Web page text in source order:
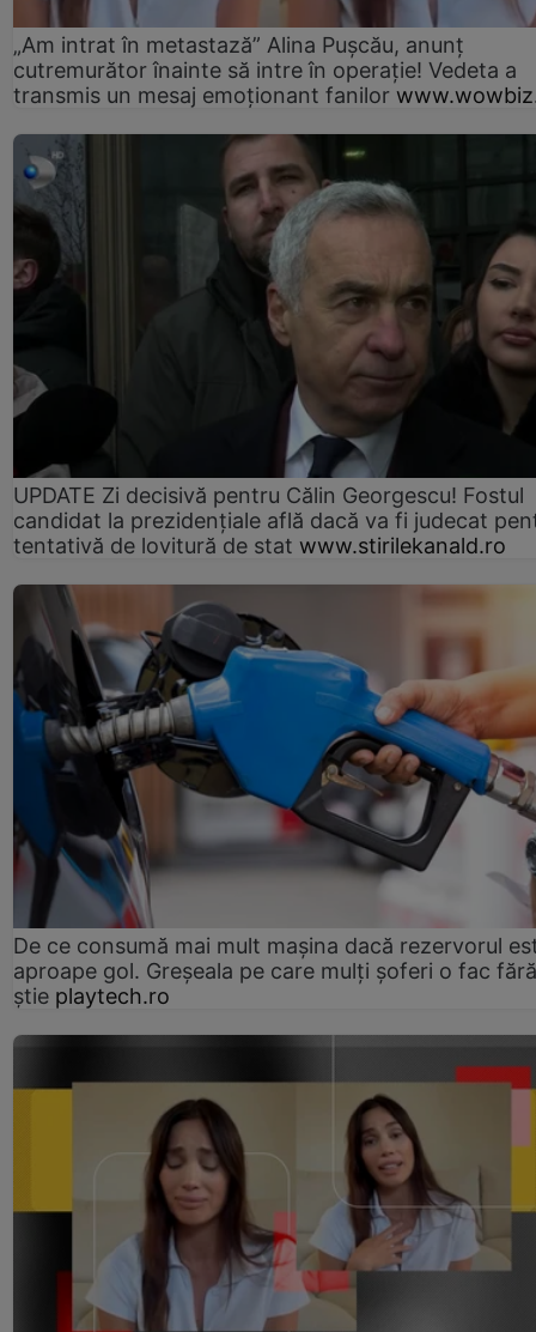
„Am intrat în metastază” Alina Pușcău, anunț
cutremurător înainte să intre în operație! Vedeta a
transmis un mesaj emoționant fanilor
UPDATE Zi decisivă pentru Călin Georgescu! Fostul
candidat la prezidențiale află dacă va fi judecat
tentativă de lovitură de stat www.stirilekanald.ro
De ce consumă mai mult mașina dacă rezervorul
aproape gol. Greșeala pe care mulți șoferi o fac
știe playtech.ro